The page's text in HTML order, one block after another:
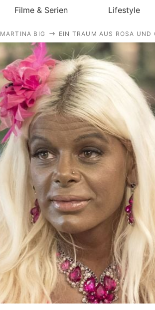
Royals
Stars
Filme & Serien
Lifestyle
Familie & Liebe
Promiflash Exklusiv
Alle Themen auf
Jobs
App runterladen
Team
Redaktionelle
Impressum
Filme & Serien Lifestyle
MARTINA BIG EIN TRAUM AUS ROSA UND